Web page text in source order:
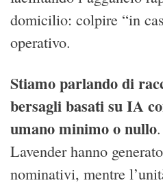
domicilio: colpire “in
operativo.
Stiamo parlando di
bersagli basati su IA
umano minimo o nullo
Lavender hanno
nominativi, mentre